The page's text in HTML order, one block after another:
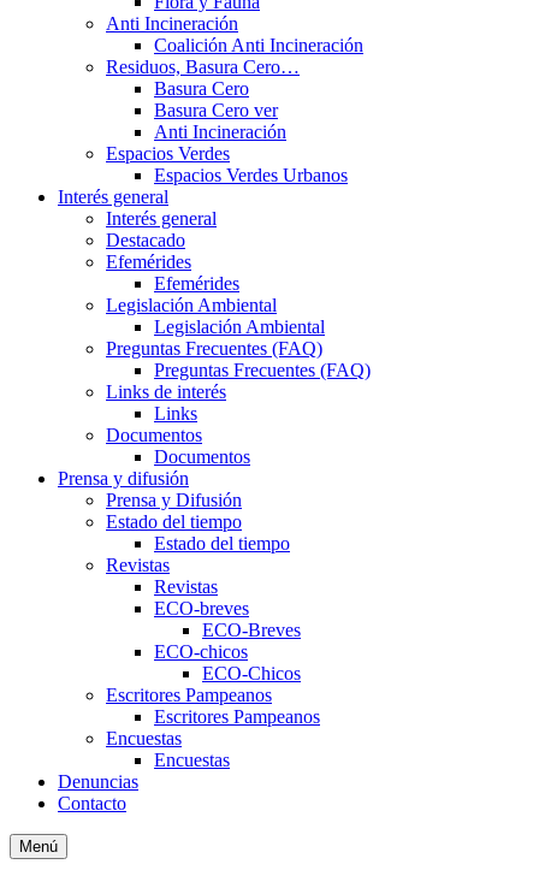
Anti Incineración
Coalición Anti Incineración
Residuos, Basura Cero…
Basura Cero
Basura Cero ver
Anti Incineración
Espacios Verdes
Espacios Verdes Urbanos
Interés general
Interés general
Destacado
Efemérides
Efemérides
Legislación Ambiental
Legislación Ambiental
Preguntas Frecuentes (FAQ)
Preguntas Frecuentes (FAQ)
Links de interés
Links
Documentos
Documentos
Prensa y difusión
Prensa y Difusión
Estado del tiempo
Estado del tiempo
Revistas
Revistas
ECO-breves
ECO-Breves
ECO-chicos
ECO-Chicos
Escritores Pampeanos
Escritores Pampeanos
Encuestas
Encuestas
Denuncias
Contacto
Menú